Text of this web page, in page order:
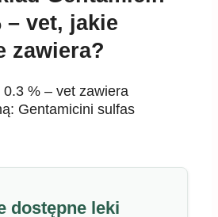
– vet, jakie
zawiera?
% – vet zawiera
Gentamicini sulfas
dostępne leki